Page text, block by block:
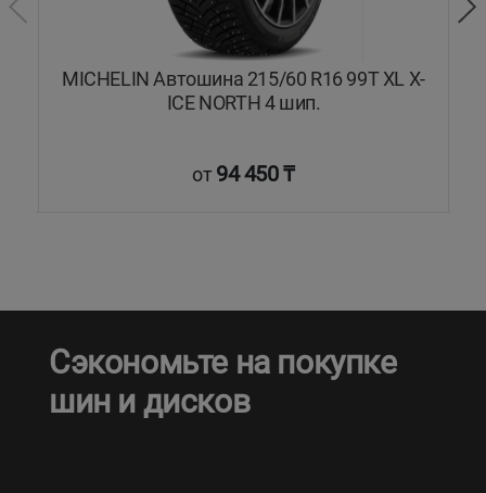
MICHELIN Автошина 215/60 R16 99T XL X-
ICE NORTH 4 шип.
от94 450 ₸
Сэкономьте на покупке
шин и дисков